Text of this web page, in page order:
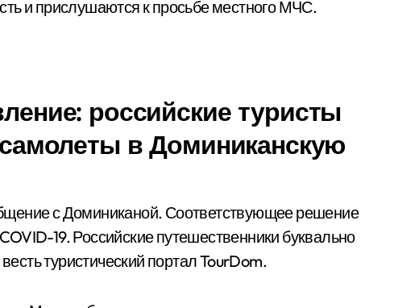
и прислушаются к просьбе местного МЧС.
российские туристы
в Доминиканскую
с Доминиканой. Соответствующее решение
19. Российские путешественники буквально
туристический портал TourDom.